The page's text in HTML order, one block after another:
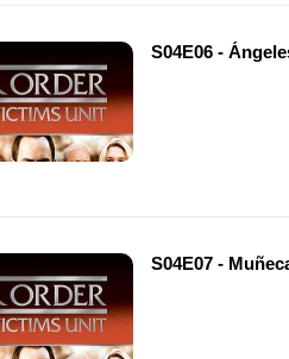
S04E06 -
S04E07 -